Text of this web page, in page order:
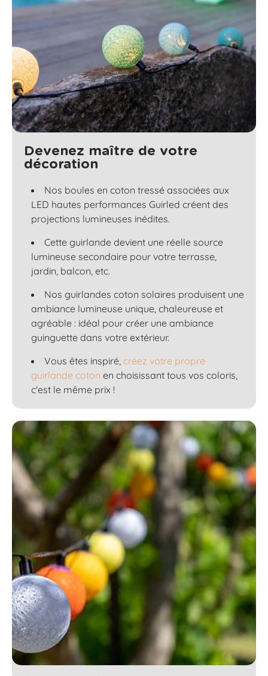
Devenez maître de votre
décoration
Nos boules en coton tressé associées aux
LED hautes performances Guirled créent des
projections lumineuses inédites.
Cette guirlande devient une réelle source
lumineuse secondaire pour votre terrasse,
jardin, balcon, etc.
Nos guirlandes coton solaires produisent une
ambiance lumineuse unique, chaleureuse et
agréable : idéal pour créer une ambiance
guinguette dans votre extérieur.
Vous êtes inspiré, créez votre propre
guirlande coton en choisissant tous vos coloris,
c'est le même prix !